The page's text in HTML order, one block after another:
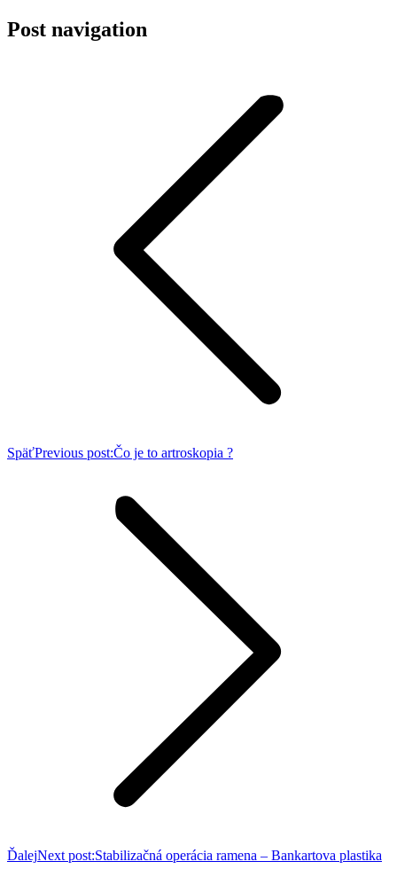
Post navigation
SpäťPrevious post:Čo je to artroskopia ?
ĎalejNext post:Stabilizačná operácia ramena – Bankartova plastika